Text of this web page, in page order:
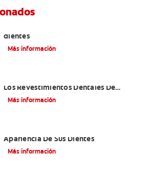
dientes
Más información
Los Revestimientos Dentales De
Porcelana?
Más información
Apariencia De Sus Dientes
Más información